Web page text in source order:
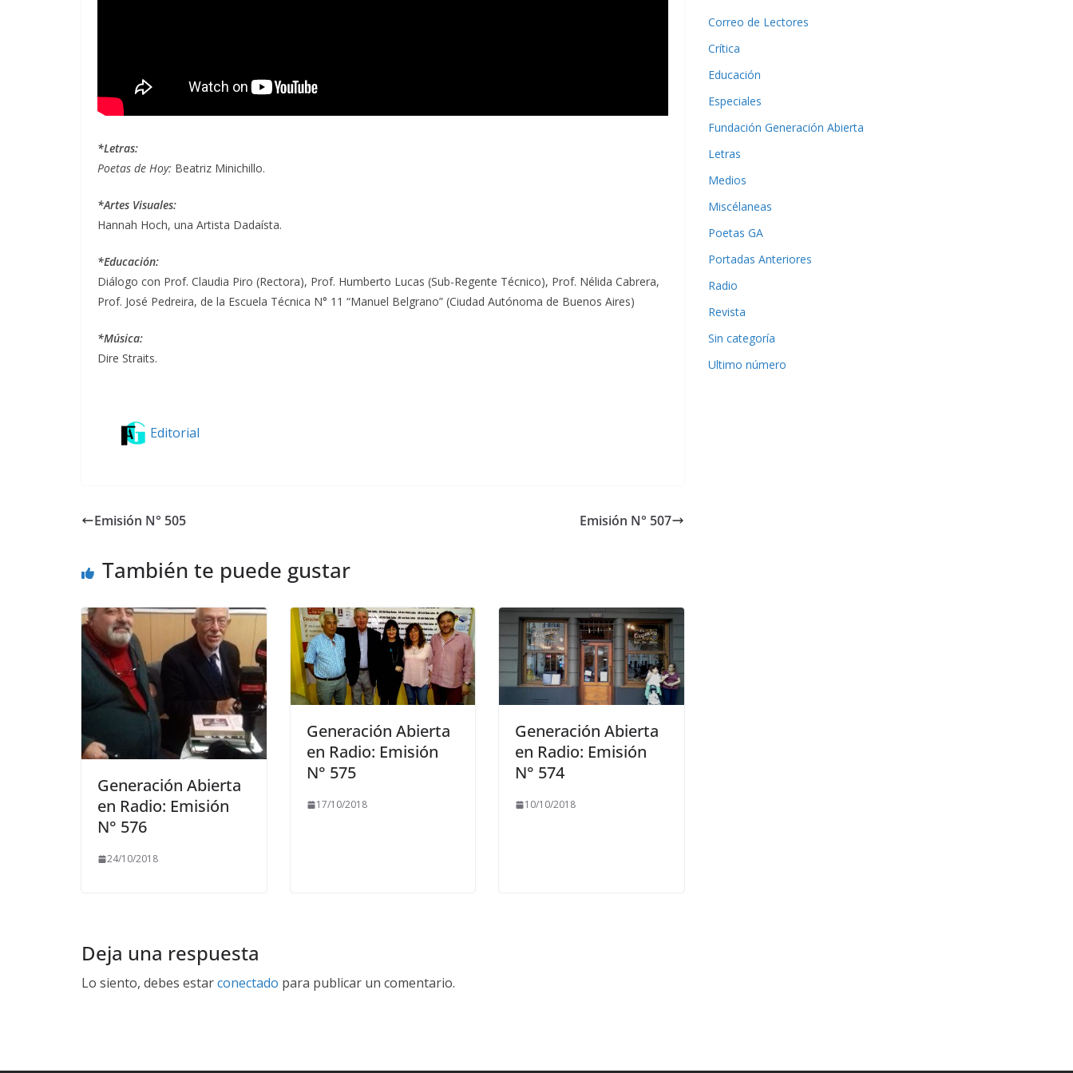
*Letras:
Poetas de Hoy: Beatriz Minichillo.
*Artes Visuales:
Hannah Hoch, una Artista Dadaísta.
*Educación:
Diálogo con Prof. Claudia Piro (Rectora), Prof. Humberto Lucas (Sub-Regente Técnico), Prof. Nélida Cabrera,
Prof. José Pedreira, de la Escuela Técnica N° 11 “Manuel Belgrano” (Ciudad Autónoma de Buenos Aires)
*Música:
Dire Straits.
Editorial
Emisión N° 505 Emisión N° 507
También te puede gustar
Generación Abierta
en Radio: Emisión
N° 576
24/10/2018
Generación Abierta
en Radio: Emisión
N° 575
17/10/2018
Generación Abierta
en Radio: Emisión
N° 574
10/10/2018
Deja una respuesta
Lo siento, debes estarconectado para publicar un comentario.
Correo de Lectores
Crítica
Educación
Especiales
Fundación Generación Abierta
Letras
Medios
Miscélaneas
Poetas GA
Portadas Anteriores
Radio
Revista
Sin categoría
Ultimo número